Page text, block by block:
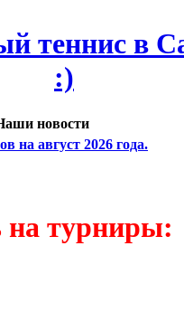
новости
на август 2026 года.
на турниры: